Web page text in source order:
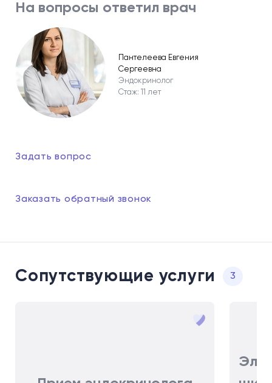
На вопросы ответил врач
Пантелеева Евгения
Сергеевна
Эндокринолог
Стаж: 11 лет
Задать вопрос
Заказать обратный звонок
Сопутствующие услуги 3